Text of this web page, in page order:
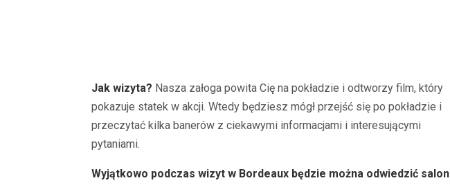
Jak wizyta? Nasza załoga powita Cię na pokładzie i odtworzy film, który
pokazuje statek w akcji. Wtedy będziesz mógł przejść się po pokładzie i
przeczytać kilka banerów z ciekawymi informacjami i interesującymi
pytaniami.
Wyjątkowo podczas wizyt w Bordeaux będzie można odwiedzić salon